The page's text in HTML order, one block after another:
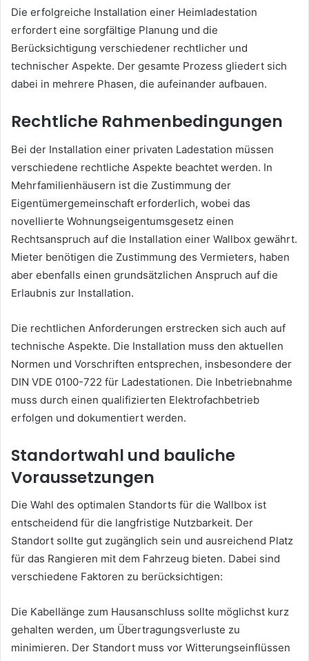
Die erfolgreiche Installation einer Heimladestation
erfordert eine sorgfältige Planung und die
Berücksichtigung verschiedener rechtlicher und
technischer Aspekte. Der gesamte Prozess gliedert sich
dabei in mehrere Phasen, die aufeinander aufbauen.
Rechtliche Rahmenbedingungen
Bei der Installation einer privaten Ladestation müssen
verschiedene rechtliche Aspekte beachtet werden. In
Mehrfamilienhäusern ist die Zustimmung der
Eigentümergemeinschaft erforderlich, wobei das
novellierte Wohnungseigentumsgesetz einen
Rechtsanspruch auf die Installation einer Wallbox gewährt.
Mieter benötigen die Zustimmung des Vermieters, haben
aber ebenfalls einen grundsätzlichen Anspruch auf die
Erlaubnis zur Installation.
Die rechtlichen Anforderungen erstrecken sich auch auf
technische Aspekte. Die Installation muss den aktuellen
Normen und Vorschriften entsprechen, insbesondere der
DIN VDE 0100-722 für Ladestationen. Die Inbetriebnahme
muss durch einen qualifizierten Elektrofachbetrieb
erfolgen und dokumentiert werden.
Standortwahl und bauliche
Voraussetzungen
Die Wahl des optimalen Standorts für die Wallbox ist
entscheidend für die langfristige Nutzbarkeit. Der
Standort sollte gut zugänglich sein und ausreichend Platz
für das Rangieren mit dem Fahrzeug bieten. Dabei sind
verschiedene Faktoren zu berücksichtigen:
Die Kabellänge zum Hausanschluss sollte möglichst kurz
gehalten werden, um Übertragungsverluste zu
minimieren. Der Standort muss vor Witterungseinflüssen